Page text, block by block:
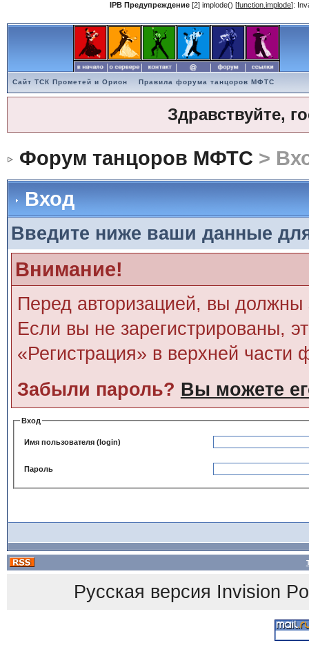
IPB Предупреждение [2] implode() [function.implode]:
Сайт ТСК Прометей и Орион Правила форума танцоров МФТС
Здравствуйте,
Форум танцоров МФТС >
Вход
Введите ниже ваши данные
Внимание!
Перед авторизацией, вы должны
Если вы не зарегистрированы,
«Регистрация» в верхней части
Забыли пароль? Вы можете
Вход
Имя пользователя (login)
Пароль
Русская версия Invision